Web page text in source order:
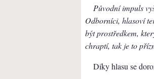
Původní impuls
Odborníci, hlasoví
být prostředkem,
chraptí, tak je to
Díky hlasu se